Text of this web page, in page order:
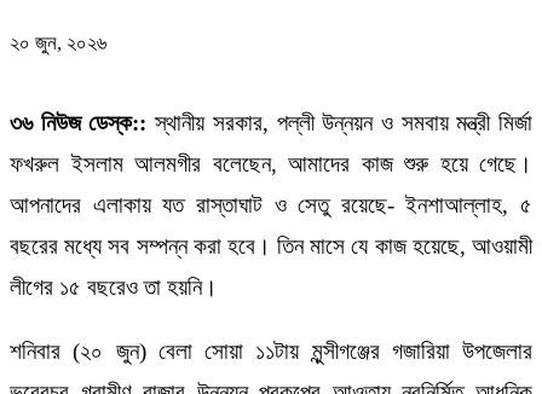
২০ জুন, ২০২৬
৩৬ নিউজ ডেস্ক:: স্থানীয় সরকার, পল্লী উন্নয়ন ও সমবায় মন্ত্রী মির্জা
ফখরুল ইসলাম আলমগীর বলেছেন, আমাদের কাজ শুরু হয়ে গেছে।
আপনাদের এলাকায় যত রাস্তাঘাট ও সেতু রয়েছে- ইনশাআল্লাহ, ৫
বছরের মধ্যে সব সম্পন্ন করা হবে। তিন মাসে যে কাজ হয়েছে, আওয়ামী
লীগের ১৫ বছরেও তা হয়নি।
শনিবার (২০ জুন) বেলা সোয়া ১১টায় মুন্সীগঞ্জের গজারিয়া উপজেলার